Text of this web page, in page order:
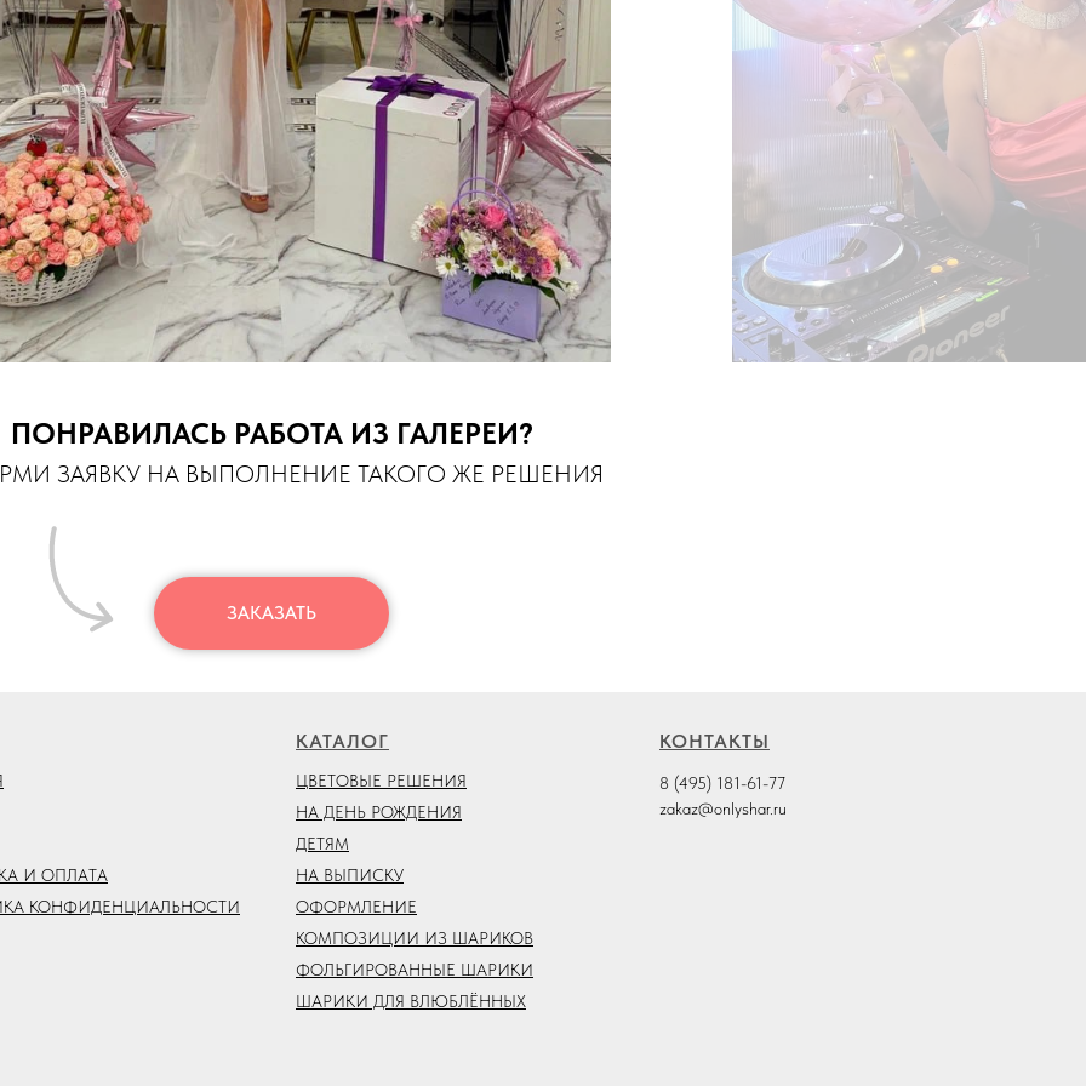
ПОНРАВИЛАСЬ РАБОТА ИЗ ГАЛЕРЕИ?
ЗАЯВКУ НА ВЫПОЛНЕНИЕ ТАКОГО ЖЕ РЕШЕНИЯ
ЗАКАЗАТЬ
И ОПЛАТА
КОНФИДЕНЦИАЛЬНОСТИ
КАТАЛОГ
ЦВЕТОВЫЕ РЕШЕНИЯ
НА ДЕНЬ РОЖДЕНИЯ
ДЕТЯМ
НА ВЫПИСКУ
ОФОРМЛЕНИЕ
КОМПОЗИЦИИ ИЗ ШАРИКОВ
ФОЛЬГИРОВАННЫЕ ШАРИКИ
ШАРИКИ ДЛЯ ВЛЮБЛЁННЫХ
КОНТАКТЫ
8 (495) 181-61-77
zakaz@onlyshar.ru